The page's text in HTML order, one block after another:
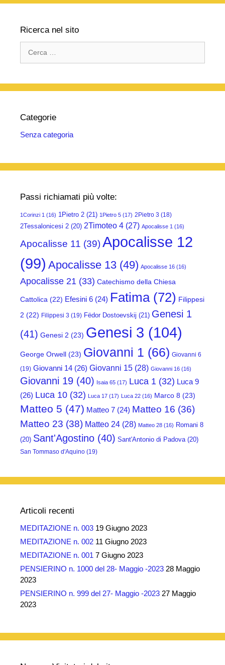
Ricerca nel sito
per:
Categorie
Senza categoria
Passi richiamati più volte:
1Corinzi 1 (16) 1Pietro 2 (21) 1Pietro 5 (17) 2Pietro 3 (18)
2Tessalonicesi 2 (20) 2Timoteo 4 (27) Apocalisse 1 (16)
Apocalisse 11 (39)Apocalisse 12
(99) Apocalisse 13 (49) Apocalisse 16 (16)
Apocalisse 21 (33) Catechismo della Chiesa
Cattolica (22) Efesini 6 (24) Fatima(72) Filippesi
2 (22) Filippesi 3 (19) Fëdor Dostoevskij (21) Genesi 1
(41) Genesi 2 (23) Genesi 3 (104)
George Orwell (23) Giovanni 1 (66) Giovanni 6
(19) Giovanni 14 (26) Giovanni 15 (28) Giovanni 16 (16)
Giovanni 19 (40) Isaia 65 (17) Luca 1 (32) Luca 9
(26) Luca 10 (32) Luca 17 (17) Luca 22 (16) Marco 8 (23)
Matteo 5 (47) Matteo 7 (24) Matteo 16 (36)
Matteo 23 (38) Matteo 24 (28) Matteo 28 (16) Romani 8
(20) Sant'Agostino (40) Sant'Antonio di Padova(20)
San Tommaso d'Aquino (19)
Articoli recenti
MEDITAZIONE n. 003 19 Giugno 2023
MEDITAZIONE n. 002 11 Giugno 2023
MEDITAZIONE n. 001 7 Giugno 2023
PENSIERINO n. 1000 del 28- Maggio -2023 28 Maggio
2023
PENSIERINO n. 999 del 27- Maggio -2023 27 Maggio
2023